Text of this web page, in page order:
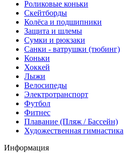
Роликовые коньки
Скейтборды
Колёса и подшипники
Защита и шлемы
Сумки и рюкзаки
Санки - ватрушки (тюбинг)
Коньки
Хоккей
Лыжи
Велосипеды
Электротранспорт
Футбол
Фитнес
Плавание (Пляж / Бассейн)
Художественная гимнастика
Информация